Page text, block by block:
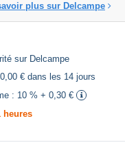
plus sur Delcampe
sur Delcampe
€ dans les 14 jours
: 10 % + 0,30 €
heures